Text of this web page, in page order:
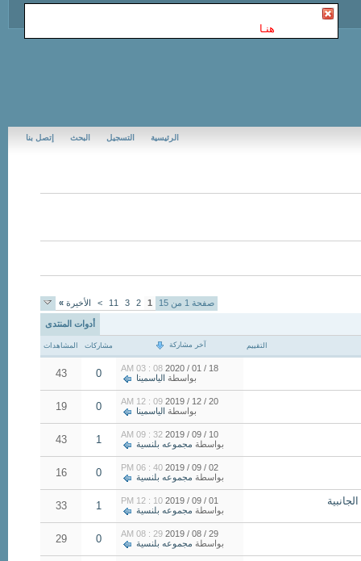
هنـا
إتصل بنا البحث التسجيل الرئيسية
صفحة 1 من 15 1
2
3
11
> الأخيرة »
أدوات المنتدى
التقييم آخر مشاركة مشاركات المشاهدات
18 / 01 / 2020
08 : 03 AM
بواسطة الياسمينا 0
43
20 / 12 / 2019
09 : 12 AM
بواسطة الياسمينا 0
19
10 / 09 / 2019
32 : 09 AM
بواسطة مجموعه بلنسية 1
43
02 / 09 / 2019
40 : 06 PM
بواسطة مجموعه بلنسية 0
16
01 / 09 / 2019
10 : 12 PM
بواسطة مجموعه بلنسية 1
33
29 / 08 / 2019
29 : 08 AM
بواسطة مجموعه بلنسية 0
29